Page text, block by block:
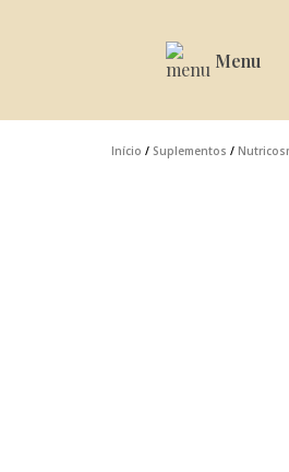
Menu
Início / Suplementos /